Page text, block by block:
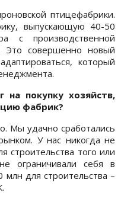
птицефабрики.
выпускающую 40-50
с производственной
совершенно новый
который
на покупку хозяйств,
фабрик?
Мы удачно сработались
У нас никогда не
строительства того или
ограничивали себя в
для строительства –